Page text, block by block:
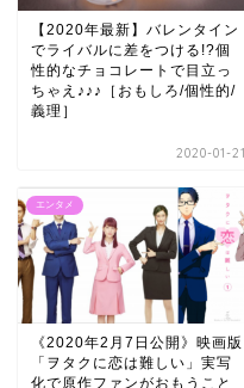
【2020年最新】バレンタイン
でライバルに差をつける!?個
性的なチョコレートで目立っ
ちゃえ♪♪♪［おもしろ/個性的/
義理］
2020-01-21
エンタメ
《2020年2月7日公開》映画版
「ヲタクに恋は難しい」実写
化で原作ファンがおもうこと